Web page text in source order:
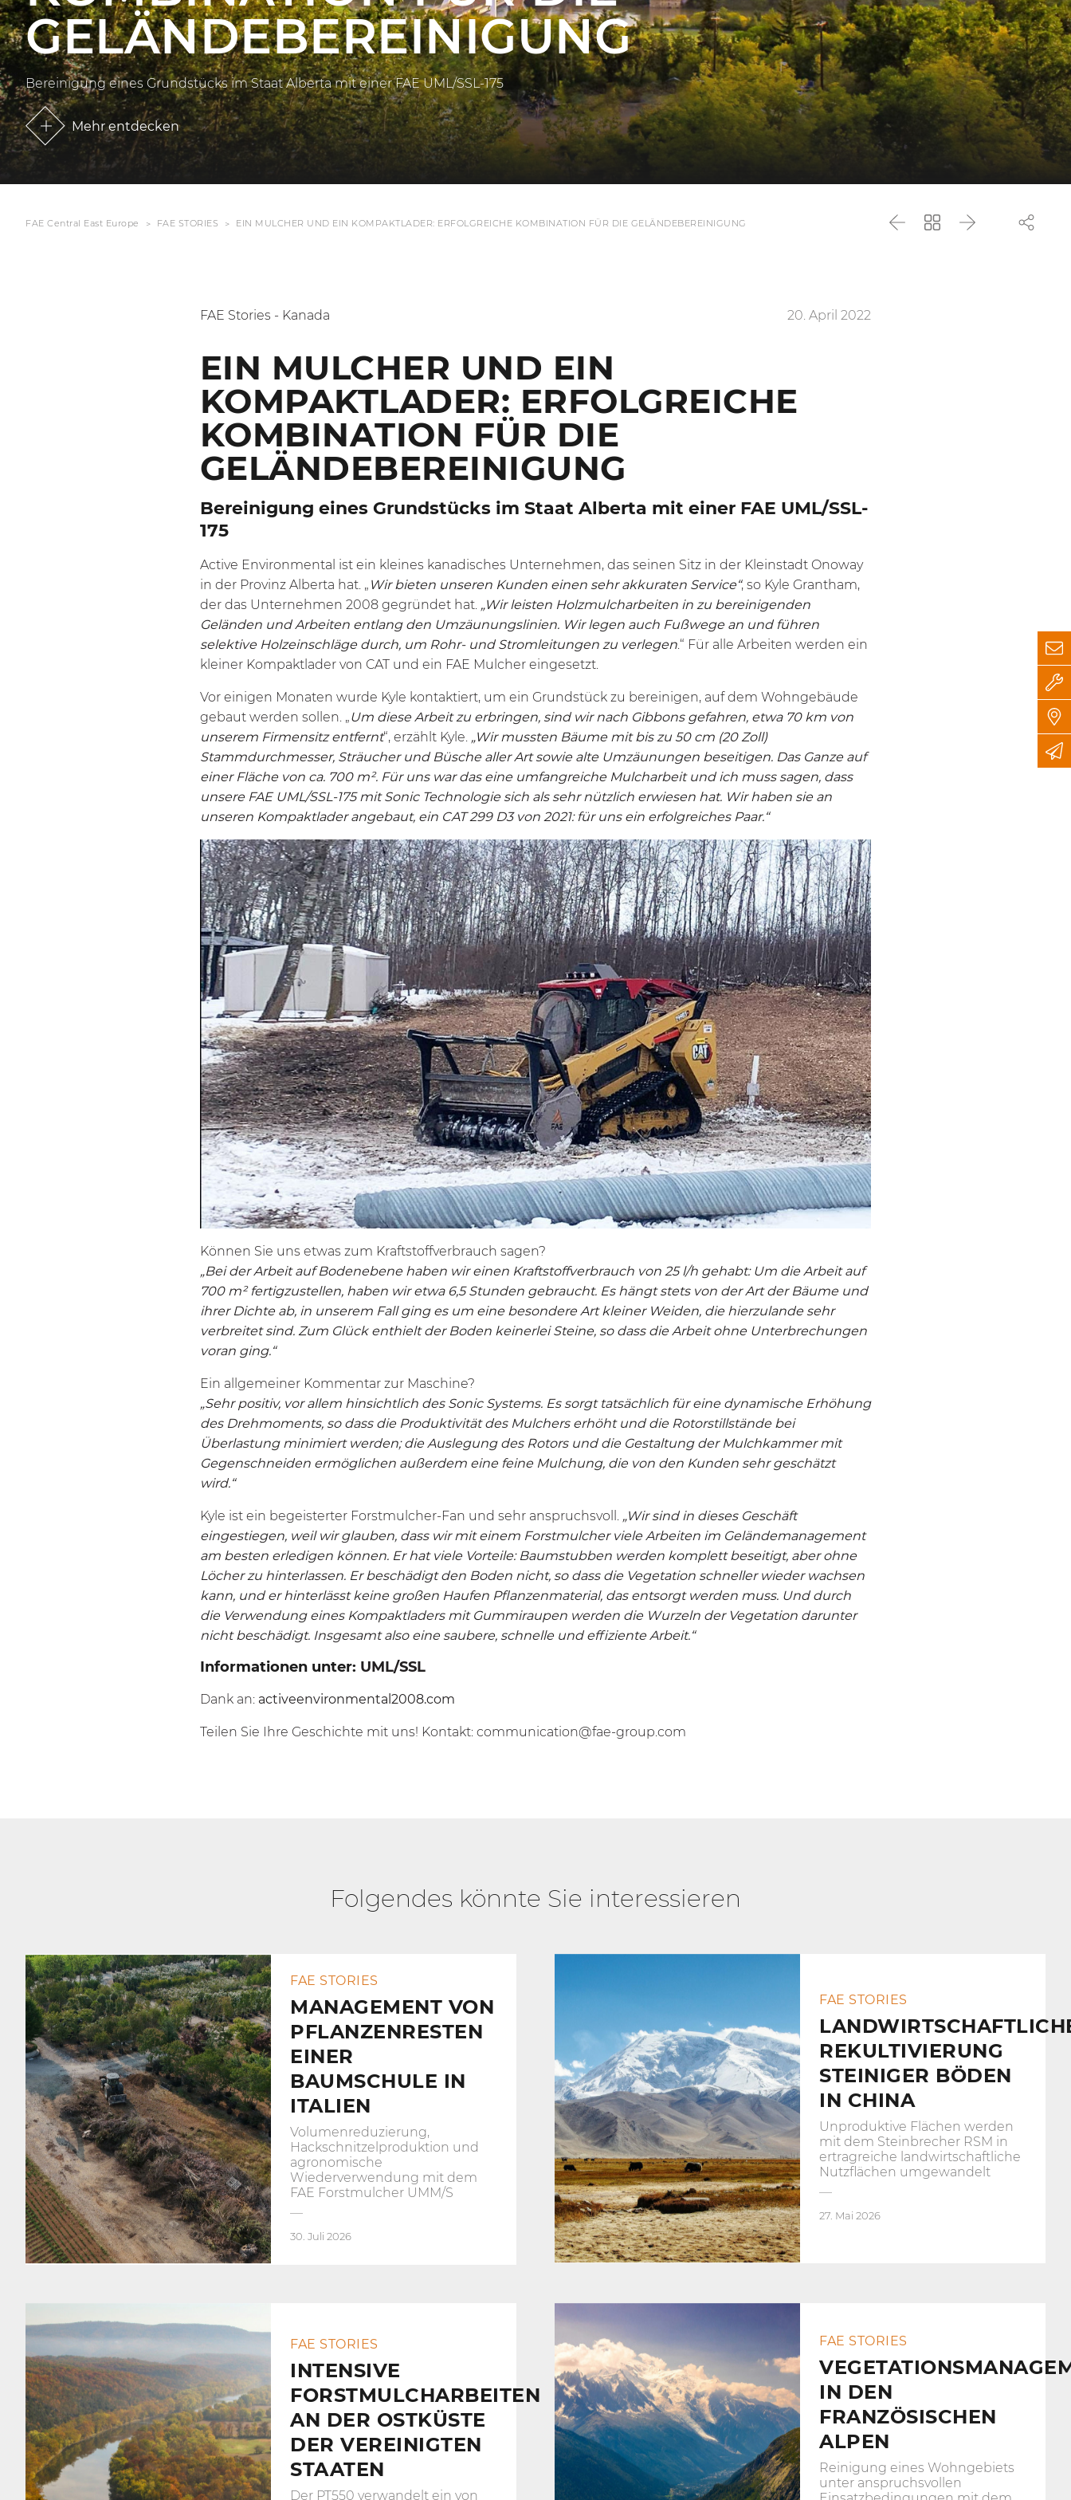
GELÄNDEBEREINIGUNG
Bereinigung eines Grundstücks im Staat Alberta mit einer FAE UML/SSL-175
Mehr entdecken
FAE Central East Europe FAE STORIES EIN MULCHER UND EIN KOMPAKTLADER: ERFOLGREICHE KOMBINATION FÜR DIE GELÄNDEBEREINIGUNG ZurückZurückWeiter
FAE Stories - Kanada 20. April 2022
EIN MULCHER UND EIN
KOMPAKTLADER: ERFOLGREICHE
KOMBINATION FÜR DIE
GELÄNDEBEREINIGUNG
Bereinigung eines Grundstücks im Staat Alberta mit einer FAE UML/SSL-
175
Active Environmental ist ein kleines kanadisches Unternehmen, das seinen Sitz in der Kleinstadt Onoway
in der Provinz Alberta hat. „ Wir bieten unseren Kunden einen sehr akkuraten Service“, so Kyle Grantham,
der das Unternehmen 2008 gegründet hat. „Wir leisten Holzmulcharbeiten in zu bereinigenden
Geländen und Arbeiten entlang den Umzäunungslinien. Wir legen auch Fußwege an und führen
selektive Holzeinschläge durch, um Rohr- und Stromleitungen zu verlegen.“ Für alle Arbeiten werden ein
kleiner Kompaktlader von CAT und ein FAE Mulcher eingesetzt.
Vor einigen Monaten wurde Kyle kontaktiert, um ein Grundstück zu bereinigen, auf dem Wohngebäude
gebaut werden sollen. „Um diese Arbeit zu erbringen, sind wir nach Gibbons gefahren, etwa 70 km von
unserem Firmensitz entfernt“, erzählt Kyle. „Wir mussten Bäume mit bis zu 50 cm (20 Zoll)
Stammdurchmesser, Sträucher und Büsche aller Art sowie alte Umzäunungen beseitigen. Das Ganze auf
einer Fläche von ca. 700 m². Für uns war das eine umfangreiche Mulcharbeit und ich muss sagen, dass
unsere FAE UML/SSL-175mit Sonic Technologie sich als sehr nützlich erwiesen hat. Wir haben sie an
unseren Kompaktlader angebaut, ein CAT 299 D3 von 2021: für uns ein erfolgreiches Paar.“
Können Sie uns etwas zum Kraftstoffverbrauch sagen?
„Bei der Arbeit auf Bodenebene haben wir einen Kraftstoffverbrauch von 25 l/h gehabt: Um die Arbeit auf
700 m² fertigzustellen, haben wir etwa 6,5 Stunden gebraucht. Es hängt stets von der Art der Bäume und
ihrer Dichte ab, in unserem Fall ging es um eine besondere Art kleiner Weiden, die hierzulande sehr
verbreitet sind. Zum Glück enthielt der Boden keinerlei Steine, so dass die Arbeit ohne Unterbrechungen
voran ging.“
Ein allgemeiner Kommentar zur Maschine?
„Sehr positiv, vor allem hinsichtlich des Sonic Systems. Es sorgt tatsächlich für eine dynamische Erhöhung
des Drehmoments, so dass die Produktivität des Mulchers erhöht und die Rotorstillstände bei
Überlastung minimiert werden; die Auslegung des Rotors und die Gestaltung der Mulchkammer mit
Gegenschneiden ermöglichen außerdem eine feine Mulchung, die von den Kunden sehr geschätzt
wird.“
Kyle ist ein begeisterter Forstmulcher-Fan und sehr anspruchsvoll. „Wir sind in dieses Geschäft
eingestiegen, weil wir glauben, dass wir mit einem Forstmulcher viele Arbeiten im Geländemanagement
am besten erledigen können. Er hat viele Vorteile: Baumstubben werden komplett beseitigt, aber ohne
Löcher zu hinterlassen. Er beschädigt den Boden nicht, so dass die Vegetation schneller wieder wachsen
kann, und er hinterlässt keine großen Haufen Pflanzenmaterial, das entsorgt werden muss. Und durch
die Verwendung eines Kompaktladers mit Gummiraupen werden die Wurzeln der Vegetation darunter
nicht beschädigt. Insgesamt also eine saubere, schnelle und effiziente Arbeit.“
Informationen unter: UML/SSL
Dank an: activeenvironmental2008.com
Teilen Sie Ihre Geschichte mit uns! Kontakt: communication@fae-group.com
Folgendes könnte Sie interessieren
FAE STORIES
MANAGEMENT VON
PFLANZENRESTEN
EINER
BAUMSCHULE IN
ITALIEN
Volumenreduzierung,
Hackschnitzelproduktion und
agronomische
Wiederverwendung mit dem
FAE Forstmulcher UMM/S
30. Juli 2026
FAE STORIES
REKULTIVIERUNG
STEINIGER BÖDEN
IN CHINA
Unproduktive Flächen werden
mit dem Steinbrecher RSM in
ertragreiche landwirtschaftliche
Nutzflächen umgewandelt
27. Mai 2026
FAE STORIES
INTENSIVE
FORSTMULCHARBEITEN
AN DER OSTKÜSTE
DER VEREINIGTEN
STAATEN
Der PT550 verwandelt ein von
FAE STORIES
IN DEN
FRANZÖSISCHEN
ALPEN
Reinigung eines Wohngebiets
unter anspruchsvollen